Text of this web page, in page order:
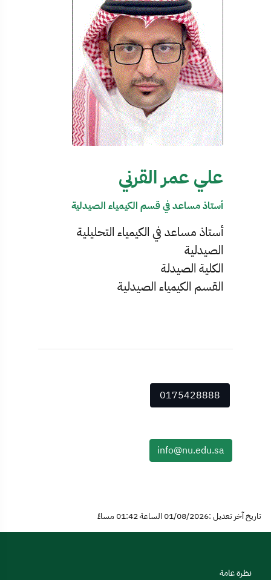
علي عمر القرني
أستاذ مساعد في قسم الكيمياء الصيدلية
أستاذ مساعد في الكيمياء التحليلية
الصيدلية
الكلية الصيدلة
القسم الكيمياء الصيدلية
0175428888
info@nu.edu.sa
تاريخ آخر تعديل :01/08/2026 الساعة 01:42 مساءً
نظرة عامة